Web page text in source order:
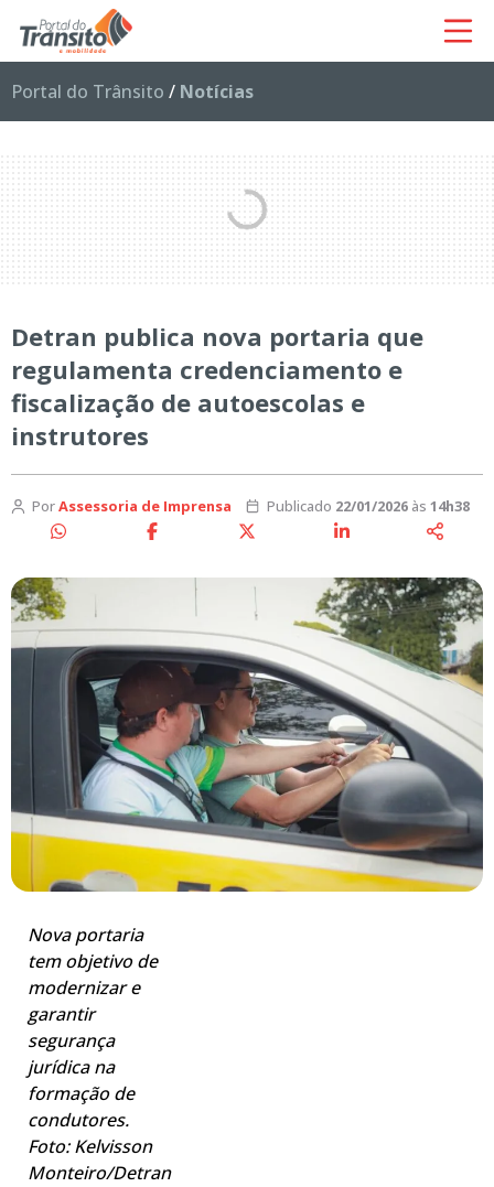
Portal do Trânsito / Notícias
Detran publica nova portaria que
regulamenta credenciamento e
fiscalização de autoescolas e
instrutores
PorAssessoria de Imprensa Publicado 22/01/2026às 14h38
Nova portaria
tem objetivo de
modernizar e
garantir
segurança
jurídica na
formação de
condutores.
Foto: Kelvisson
Monteiro/Detran